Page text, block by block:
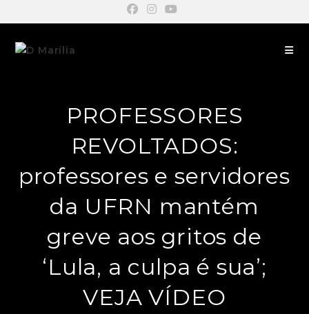
PROFESSORES
REVOLTADOS:
professores e servidores
da UFRN mantém
greve aos gritos de
‘Lula, a culpa é sua’;
VEJA VÍDEO